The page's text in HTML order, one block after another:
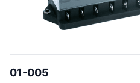
01-005